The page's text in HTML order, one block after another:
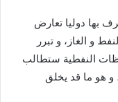
بها دوليا تعارض
و الغاز، و تبرر
النفطية ستطالب
هو ما قد يخلق